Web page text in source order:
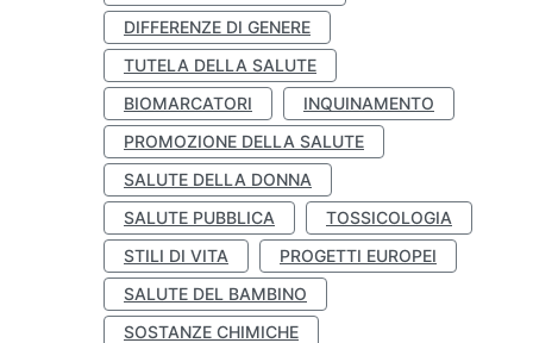
DIFFERENZE DI GENERE
TUTELA DELLA SALUTE
BIOMARCATORI
INQUINAMENTO
PROMOZIONE DELLA SALUTE
SALUTE DELLA DONNA
SALUTE PUBBLICA
TOSSICOLOGIA
STILI DI VITA
PROGETTI EUROPEI
SALUTE DEL BAMBINO
SOSTANZE CHIMICHE